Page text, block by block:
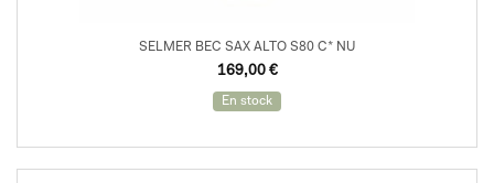
SELMER BEC SAX ALTO S80 C* NU
169,00 €
En stock